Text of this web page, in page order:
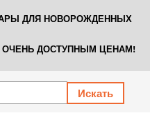
ДЛЯ НОВОРОЖДЕННЫХ
ДОСТУПНЫМ ЦЕНАМ!